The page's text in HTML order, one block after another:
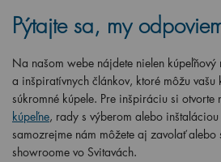
Pýtajte sa, my
Na našom webe nájdete nielen
a inšpiratívnych článkov, ktoré môžu vašu
súkromné kúpele. Pre inšpiráciu si otvorte
kúpeľne, rady s výberom alebo
samozrejme nám môžete aj zavolať alebo
showroome vo Svitavách.